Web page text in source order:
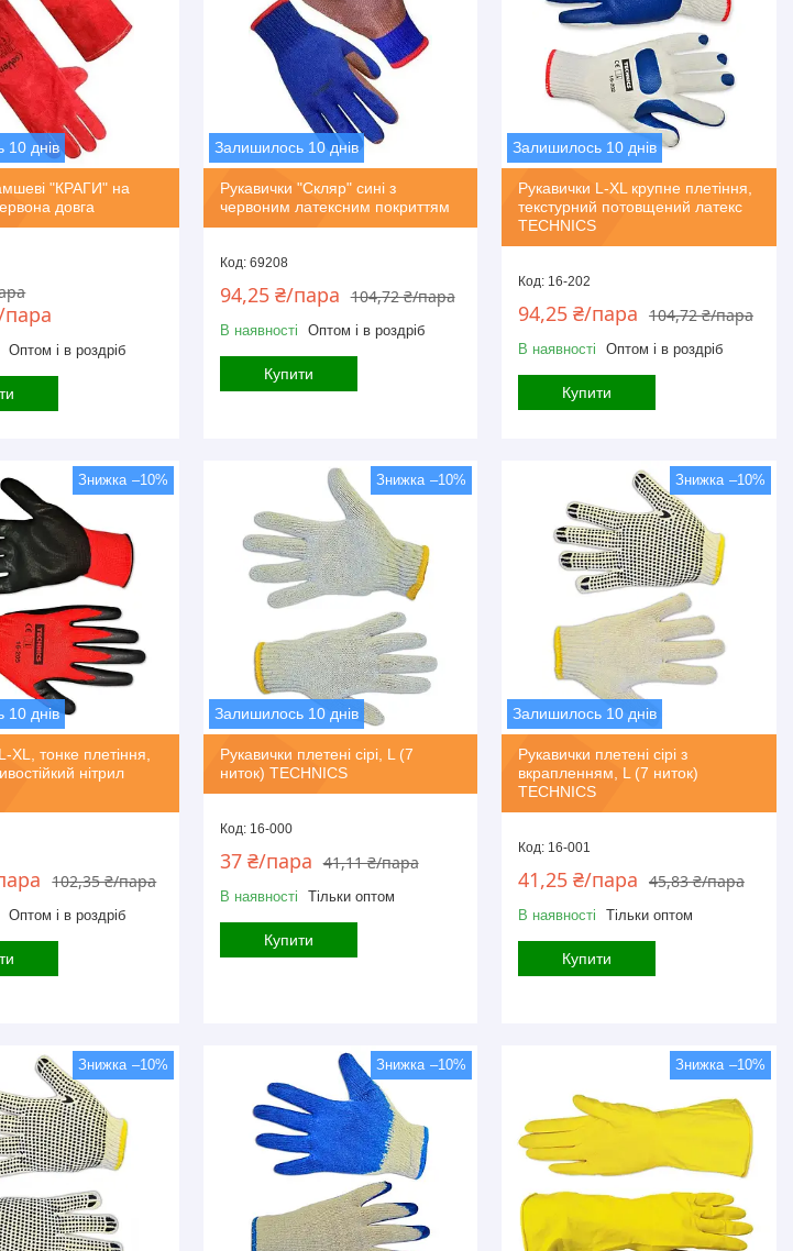
10 днів
"КРАГИ" на
довга
пара
Оптом і в роздріб
Залишилось 10 днів
Рукавички "Скляр" сині з
червоним латексним покриттям
69208
104,72 ₴/пара
94,25 ₴/пара
В наявності Оптом і в роздріб
Купити
Залишилось 10 днів
Рукавички L-XL крупне плетіння,
текстурний потовщений латекс
TECHNICS
16-202
104,72 ₴/пара
94,25 ₴/пара
В наявності Оптом і в роздріб
Купити
–10%
10 днів
XL, тонке плетіння,
нітрил
102,35 ₴/пара
Оптом і в роздріб
–10%
Залишилось 10 днів
Рукавички плетені сірі, L (7
ниток) TECHNICS
16-000
41,11 ₴/пара
37 ₴/пара
В наявності Тільки оптом
Купити
–10%
Залишилось 10 днів
Рукавички плетені сірі з
вкрапленням, L (7 ниток)
TECHNICS
16-001
45,83 ₴/пара
41,25 ₴/пара
В наявності Тільки оптом
Купити
–10% –10% –10%